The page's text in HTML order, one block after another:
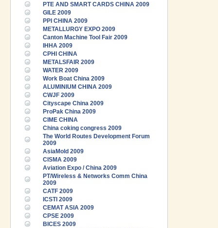
PTE AND SMART CARDS CHINA 2009
GILE 2009
PPI CHINA 2009
METALLURGY EXPO 2009
Canton Machine Tool Fair 2009
IHHA 2009
CPHI CHINA
METALSFAIR 2009
WATER 2009
Work Boat China 2009
ALUMINIUM CHINA 2009
CWJF 2009
Cityscape China 2009
ProPak China 2009
CIME CHINA
China coking congress 2009
The World Routes Development Forum
2009
AsiaMold 2009
CISMA 2009
Aviation Expo / China 2009
PT/Wireless & Networks Comm China
2009
CATF 2009
ICSTI 2009
CEMAT ASIA 2009
CPSE 2009
BICES 2009